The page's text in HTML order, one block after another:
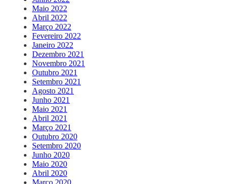
Maio 2022
Abril 2022
Março 2022
Fevereiro 2022
Janeiro 2022
Dezembro 2021
Novembro 2021
Outubro 2021
Setembro 2021
Agosto 2021
Junho 2021
Maio 2021
Abril 2021
Março 2021
Outubro 2020
Setembro 2020
Junho 2020
Maio 2020
Abril 2020
Março 2020